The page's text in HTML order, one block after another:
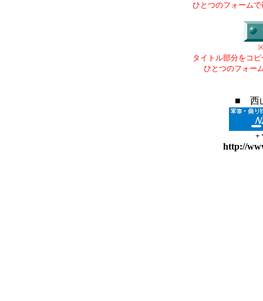
ひとつのフォーム
タイトル部分をコ
ひとつのフォー
■ 西
+
http://